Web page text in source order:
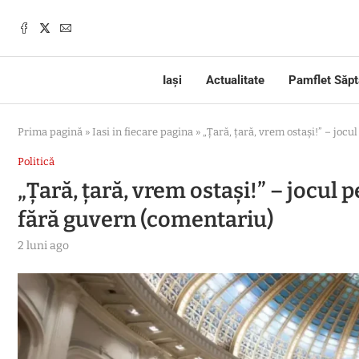
Iași Actualitate Pamflet
Prima pagină » Iasi in fiecare pagina » „Țară, țară, vrem ostași!” –
Politică
„Țară, țară, vrem ostași!” –
fără guvern (comentariu)
2 luni ago